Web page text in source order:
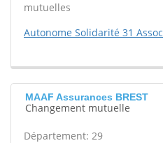
mutuelles
Autonome Solidarité 31 Assoc
MAAF Assurances BREST
Changement mutuelle
Département: 29